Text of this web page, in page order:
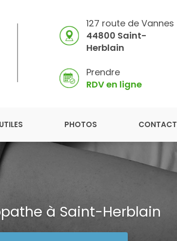
127 route de Vannes
44800 Saint-
Herblain
Prendre
RDV en ligne
PHOTOS CONTACT
à Saint-Herblain